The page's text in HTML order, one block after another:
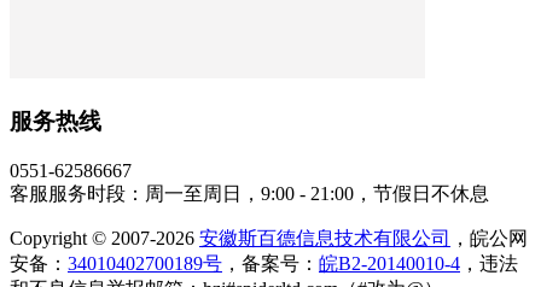
服务热线
0551-62586667
客服服务时段：周一至周日，9:00 - 21:00，节假日不休息
Copyright © 2007-2026 安徽斯百德信息技术有限公司
，皖公网
安备： 34010402700189号 ，备案号： 皖B2-20140010-4 ，违法